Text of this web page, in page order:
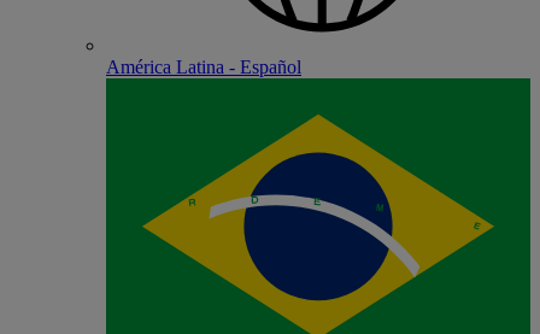
América Latina - Español